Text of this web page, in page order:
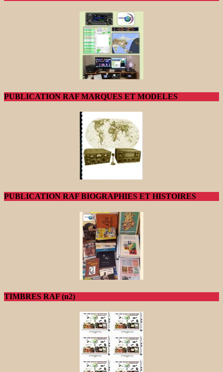
PUBLICATION RAF MARQUES ET MODELES
PUBLICATION RAF BIOGRAPHIES ET HISTOIRES
TIMBRES RAF (n2)